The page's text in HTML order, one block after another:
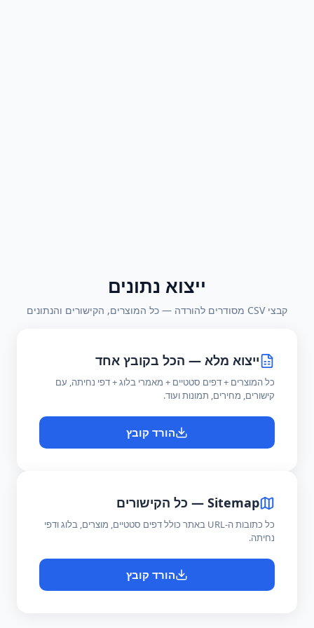
ייצוא נתונים
ייצוא מלא — הכל בקובץ אחד
כל המוצרים + דפים סטטיים + מאמרי בלוג + דפי נחיתה, עם
קישורים, מחירים, תמונות ועוד.
הורד קובץ
Sitemap — כל הקישורים
כל כתובות ה-URL באתר כולל דפים סטטיים, מוצרים, בלוג ודפי
נחיתה.
הורד קובץ